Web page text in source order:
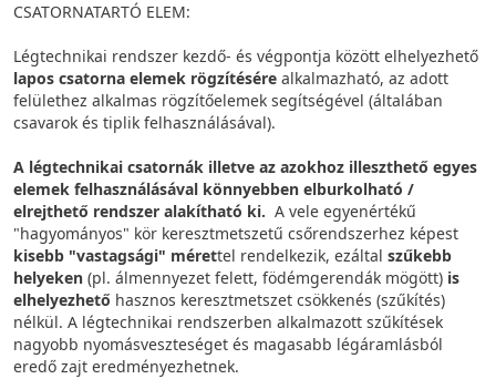
CSATORNATARTÓ ELEM:
Légtechnikai rendszer kezdő- és végpontja között elhelyezhető
lapos csatorna elemek rögzítésére alkalmazható, az adott
felülethez alkalmas rögzítőelemek segítségével (általában
csavarok és tiplik felhasználásával).
A légtechnikai csatornák illetve az azokhoz illeszthető egyes
elemek felhasználásával könnyebben elburkolható /
elrejthető rendszer alakítható ki. A vele egyenértékű
"hagyományos" kör keresztmetszetű csőrendszerhez képest
kisebb "vastagsági" mérettel rendelkezik, ezáltal szűkebb
helyeken (pl. álmennyezet felett, födémgerendák mögött) is
elhelyezhető hasznos keresztmetszet csökkenés (szűkítés)
nélkül. A légtechnikai rendszerben alkalmazott szűkítések
nagyobb nyomásveszteséget és magasabb légáramlásból
eredő zajt eredményezhetnek.